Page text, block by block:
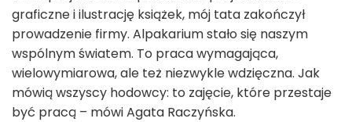
graficzne i ilustrację książek, mój tata zakończył
prowadzenie firmy. Alpakarium stało się naszym
wspólnym światem. To praca wymagająca,
wielowymiarowa, ale też niezwykle wdzięczna. Jak
mówią wszyscy hodowcy: to zajęcie, które przestaje
być pracą – mówi Agata Raczyńska.